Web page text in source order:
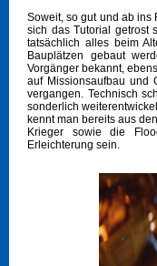
Soweit, so gut und ab ins
sich das Tutorial getrost
tatsächlich alles beim
Bauplätzen gebaut
Vorgänger bekannt,
auf Missionsaufbau und
vergangen. Technisch
sonderlich
kennt man bereits aus
Krieger sowie die
Erleichterung sein.